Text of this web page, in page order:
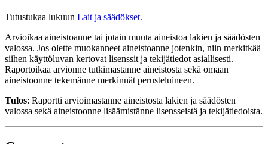
Tutustukaa lukuun Lait ja säädökset.
Arvioikaa aineistoanne tai jotain muuta aineistoa lakien ja säädösten
valossa. Jos olette muokanneet aineistoanne jotenkin, niin merkitkää
siihen käyttöluvan kertovat lisenssit ja tekijätiedot asiallisesti.
Raportoikaa arvionne tutkimastanne aineistosta sekä omaan
aineistoonne tekemänne merkinnät perusteluineen.
Tulos: Raportti arvioimastanne aineistosta lakien ja säädösten
valossa sekä aineistoonne lisäämistänne lisensseistä ja tekijätiedoista.